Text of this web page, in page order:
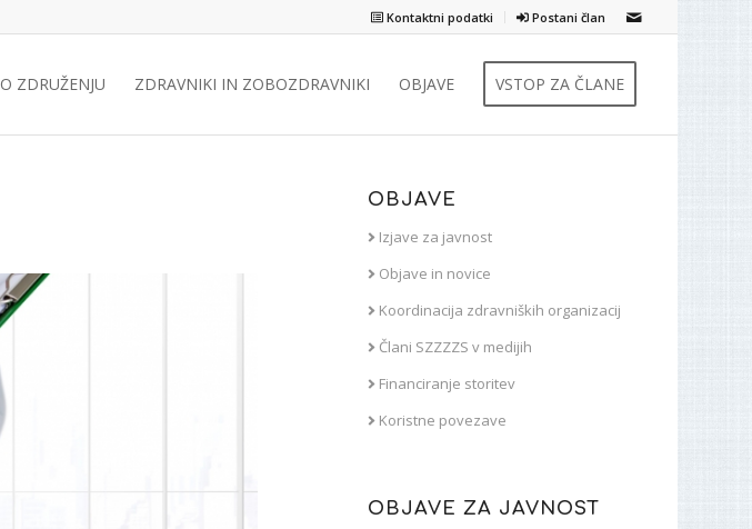
Kontaktni podatki Postani član
O ZDRUŽENJU ZDRAVNIKI IN ZOBOZDRAVNIKI OBJAVE VSTOP ZA ČLANE
OBJAVE
Izjave za javnost
Objave in novice
Koordinacija zdravniških organizacij
Člani SZZZZS v medijih
Financiranje storitev
Koristne povezave
OBJAVE ZA JAVNOST